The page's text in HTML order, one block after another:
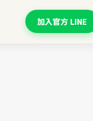
加入官方 LINE